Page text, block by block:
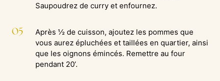
Saupoudrez de curry et enfournez.
05
Après ½ de cuisson, ajoutez les pommes que
vous aurez épluchées et taillées en quartier, ainsi
que les oignons émincés. Remettre au four
pendant 20’.